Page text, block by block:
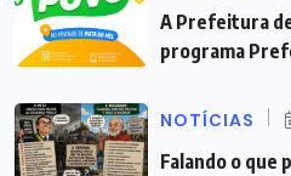
A Prefeitura
programa
NOTÍCIAS
Falando o que